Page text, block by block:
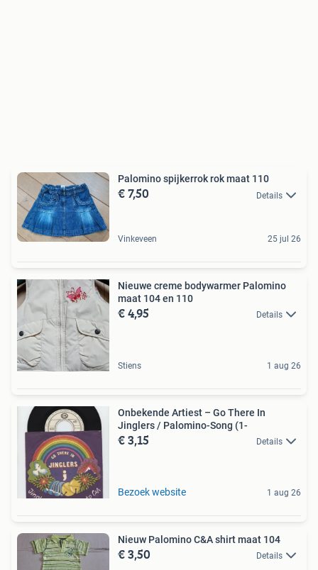
Palomino spijkerrok rok maat 110
€ 7,50 Details
Vinkeveen 25 jul 26
Nieuwe creme bodywarmer Palomino
maat 104 en 110
€ 4,95 Details
Stiens 1 aug 26
Onbekende Artiest – Go There In
Jinglers / Palomino-Song (1-
€ 3,15 Details
Bezoek website 1 aug 26
Nieuw Palomino C&A shirt maat 104
€ 3,50 Details